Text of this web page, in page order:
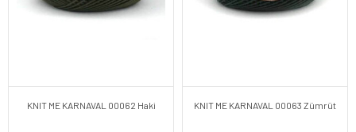
KNIT ME KARNAVAL 00062 Haki KNIT ME KARNAVAL 00063 Zümrüt